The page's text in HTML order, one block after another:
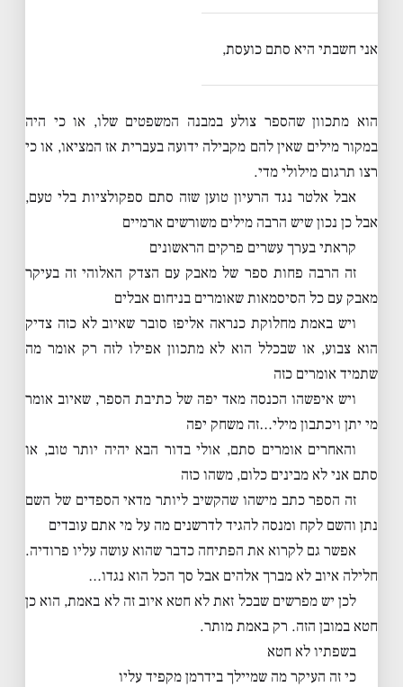
אני חשבתי היא סתם כועסת,
הוא מתכוון שהספר צולע במבנה המשפטים שלו, או כי היה
במקור מילים שאין להם מקבילה ידועה בעברית אז המציאו, או כי
רצו תרגום מילולי מדי.
אבל אלטר נגד הרעיון טוען שזה סתם ספקולציות בלי טעם,
אבל כן נכון שיש הרבה מילים משורשים ארמיים
קראתי בערך עשרים פרקים הראשונים
זה הרבה פחות ספר של מאבק עם הצדק האלוהי זה בעיקר
מאבק עם כל הסיסמאות שאומרים בניחום אבלים
ויש באמת מחלוקת כנראה אליפז סובר שאיוב לא כזה צדיק
הוא צבוע, או שבכלל הוא לא מתכוון אפילו לזה רק אומר מה
שתמיד אומרים כזה
ויש איפשהו הכנסה מאד יפה של כתיבת הספר, שאיוב אומר
מי יתן ויכתבון מילי…זה משחק יפה
והאחרים אומרים סתם, אולי בדור הבא יהיה יותר טוב, או
סתם אני לא מבינים כלום, משהו כזה
זה הספר כתב מישהו שהקשיב ליותר מדאי הספדים של השם
נתן והשם לקח ומנסה להגיד לדרשנים מה על מי אתם עובדים
אפשר גם לקרוא את הפתיחה כדבר שהוא עושה עליו פרודיה.
חלילה איוב לא מברך אלהים אבל סך הכל הוא נגדו…
לכן יש מפרשים שבכל זאת לא חטא איוב זה לא באמת, הוא כן
חטא במובן הזה. רק באמת מותר.
בשפתיו לא חטא
כי זה העיקר מה שמיילך בידרמן מקפיד עליו